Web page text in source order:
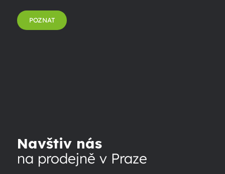
POZNAT
Navštiv nás
na prodejně v Praze